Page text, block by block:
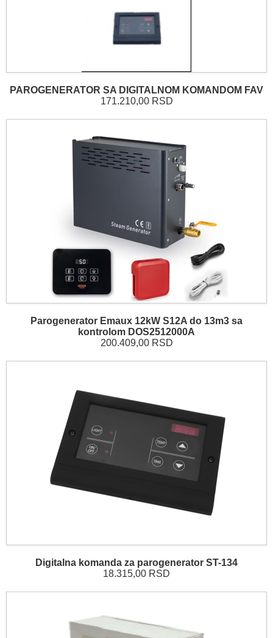
PAROGENERATOR SA DIGITALNOM KOMANDOM FAV
171.210,00 RSD
Parogenerator Emaux 12kW S12A do 13m3 sa
kontrolom DOS2512000A
200.409,00 RSD
Digitalna komanda za parogenerator ST-134
18.315,00 RSD